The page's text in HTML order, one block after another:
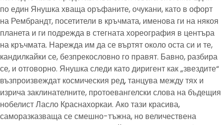
по един Янушка хваща оръфаните, очукани, като в офорт
на Рембрандт, посетители в кръчмата, именова ги на някоя
планета и ги подрежда в стегната хореография в центъра
на кръчмата. Нарежда им да се въртят около оста си и те,
кандилкайки се, безпрекословно го правят. Бавно, разбира
се, и отговорно. Янушка следи като диригент как „звездите“
възпроизвеждат космическия ред, танцува между тях и
изрича заклинателните, протоевангелски слова на бъдещия
нобелист Ласло Краснахоркаи. Ако тази красива,
саморазказваща се смешно-тъжна, но величествена